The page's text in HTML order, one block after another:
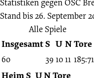
Statistiken gegenOSC
Stand bis 26. September
Alle Spiele
InsgesamtS U NTore
60 39 1011 185:71
HeimS UNTore